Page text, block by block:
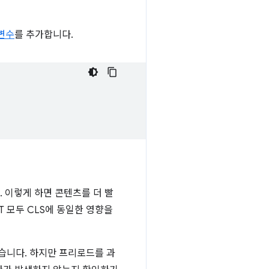
수를 추가합니다.
이렇게 하면 콘텐츠를 더 빨
모두 CLS에 동일한 영향을
니다. 하지만 프리로드를 과